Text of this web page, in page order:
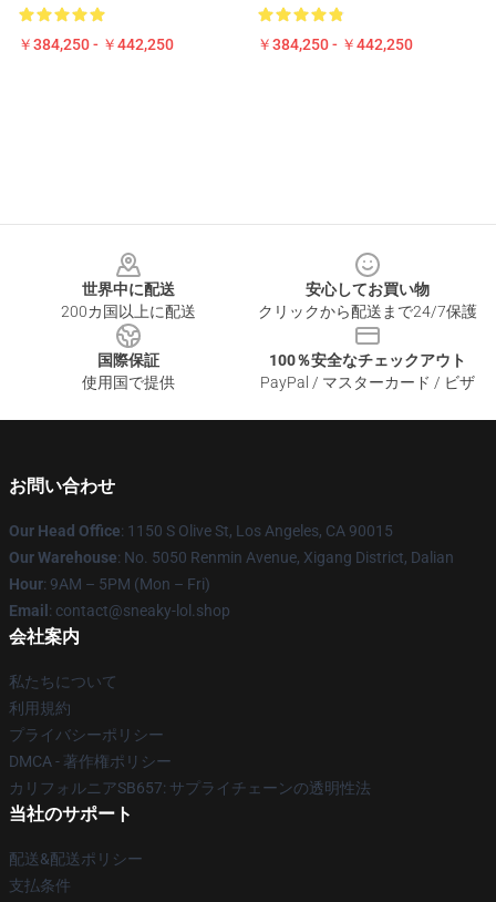
￥384,250 - ￥442,250 ￥384,250 - ￥442,250
世界中に配送
200カ国以上に配送
安心してお買い物
クリックから配送まで24/7保護
国際保証
使用国で提供
100％安全なチェックアウト
PayPal / マスターカード / ビザ
お問い合わせ
Our Head Office: 1150 S Olive St, Los Angeles, CA 90015
Our Warehouse: No. 5050 Renmin Avenue, Xigang District, Dalian
Hour: 9AM – 5PM (Mon – Fri)
Email : contact@sneaky-lol.shop
会社案内
私たちについて
利用規約
プライバシーポリシー
DMCA - 著作権ポリシー
カリフォルニアSB657: サプライチェーンの透明性法
当社のサポート
配送&配送ポリシー
支払条件